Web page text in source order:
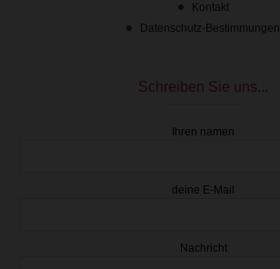
Kontakt
Datenschutz-Bestimmungen
Schreiben Sie uns...
Ihren namen
deine E-Mail
Nachricht